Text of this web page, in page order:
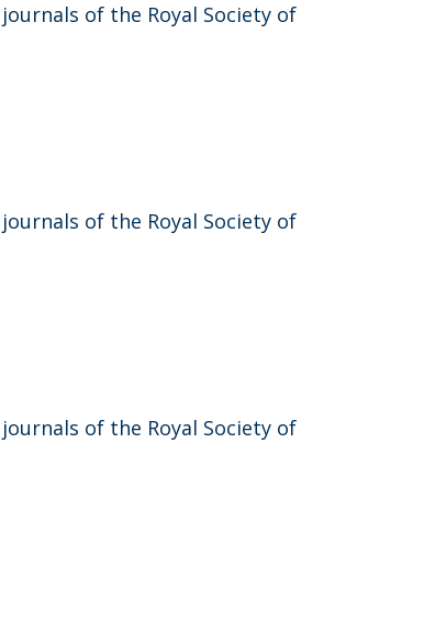
of the Royal Society of
of the Royal Society of
of the Royal Society of